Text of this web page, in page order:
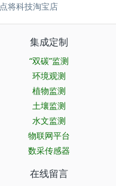
点将科技淘宝店
集成定制
“双碳”监测
环境观测
植物监测
土壤监测
水文监测
物联网平台
数采传感器
在线留言